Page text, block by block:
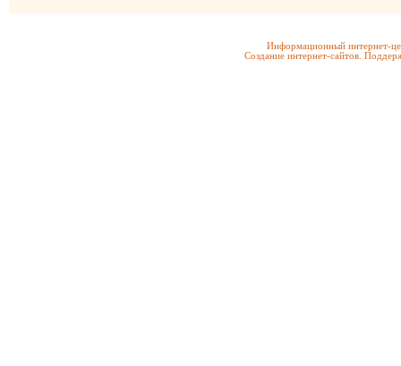
Информационный интернет-
Создание интернет-сайтов.